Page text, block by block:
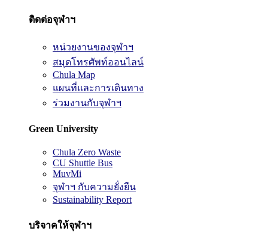
ติดต่อจุฬาฯ
หน่วยงานของจุฬาฯ
สมุดโทรศัพท์ออนไลน์
Chula Map
แผนที่และการเดินทาง
ร่วมงานกับจุฬาฯ
Green University
Chula Zero Waste
CU Shuttle Bus
MuvMi
จุฬาฯ กับความยั่งยืน
Sustainability Report
บริจาคให้จุฬาฯ